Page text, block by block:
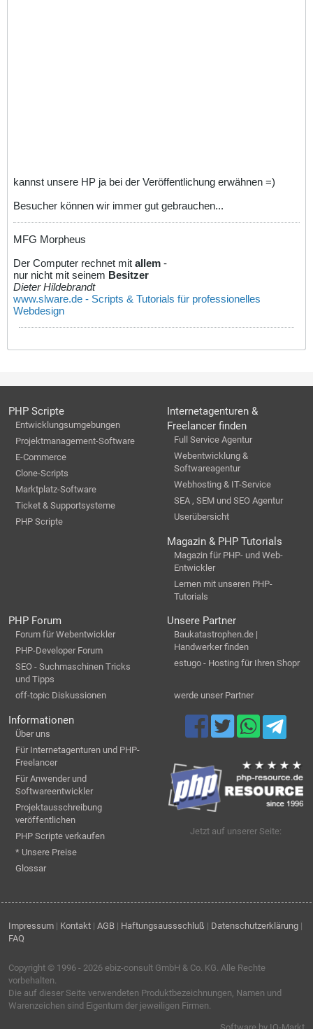
kannst unsere HP ja bei der Veröffentlichung erwähnen =)
Besucher können wir immer gut gebrauchen...
MFG Morpheus
Der Computer rechnet mit allem -
nur nicht mit seinem Besitzer
Dieter Hildebrandt
www.slware.de - Scripts & Tutorials für professionelles
Webdesign
PHP Scripte
Entwicklungsumgebungen
Projektmanagement-Software
E-Commerce
Clone-Scripts
Marktplatz-Software
Ticket & Supportsysteme
PHP Scripte
Internetagenturen &
Freelancer finden
Full Service Agentur
Webentwicklung &
Softwareagentur
Webhosting & IT-Service
SEA , SEM und SEO Agentur
Userübersicht
Magazin & PHP Tutorials
Magazin für PHP- und Web-
Entwickler
Lernen mit unseren PHP-
Tutorials
PHP Forum
Forum für Webentwickler
PHP-Developer Forum
SEO - Suchmaschinen Tricks
und Tipps
off-topic Diskussionen
Unsere Partner
Baukatastrophen.de |
Handwerker finden
estugo - Hosting für Ihren Shopr
werde unser Partner
Informationen
Über uns
Für Internetagenturen und PHP-
Freelancer
Für Anwender und
Softwareentwickler
Projektausschreibung
veröffentlichen
PHP Scripte verkaufen
* Unsere Preise
Glossar
Jetzt auf unserer Seite:
Impressum | Kontakt | AGB | Haftungsaussschluß | Datenschutzerklärung |
FAQ
Copyright © 1996 - 2026 ebiz-consult GmbH & Co. KG. Alle Rechte
vorbehalten.
Die auf dieser Seite verwendeten Produktbezeichnungen, Namen und
Warenzeichen sind Eigentum der jeweiligen Firmen.